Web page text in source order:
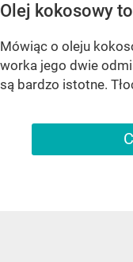
Olej kokosowy
Mówiąc o oleju
worka jego dwie
są bardzo istotne.